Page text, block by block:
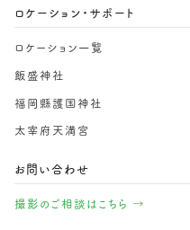
ロケーション・サポート
ロケーション一覧
飯盛神社
福岡縣護国神社
太宰府天満宮
お問い合わせ
撮影のご相談はこちら →